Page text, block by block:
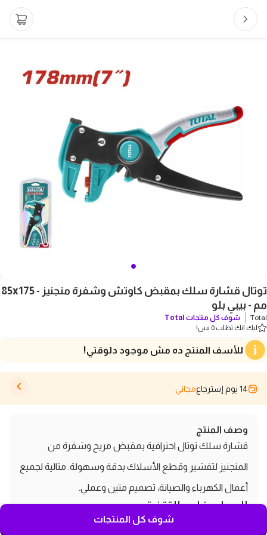
توتال قشارة سلك بمقبض كاوتش وشفرة منجنيز - 85x175
مم - بيبي بلو
Total شوف كل منتجات Total
ليك انك تطلب 0 بس!
للأسف المنتج ده مش موجود دلوقتي!
14 يوم إسترجاع مجاني
وصف المنتج
قشارة سلك توتال احترافية بمقبض مريح وشفرة من
المنجنيز لتقشير وقطع الأسلاك بدقة وسهولة. مثالية لجميع
أعمال الكهرباء والصيانة، تصميم متين وعملي.
المواصفات التقنية
شوف كل المنتجات